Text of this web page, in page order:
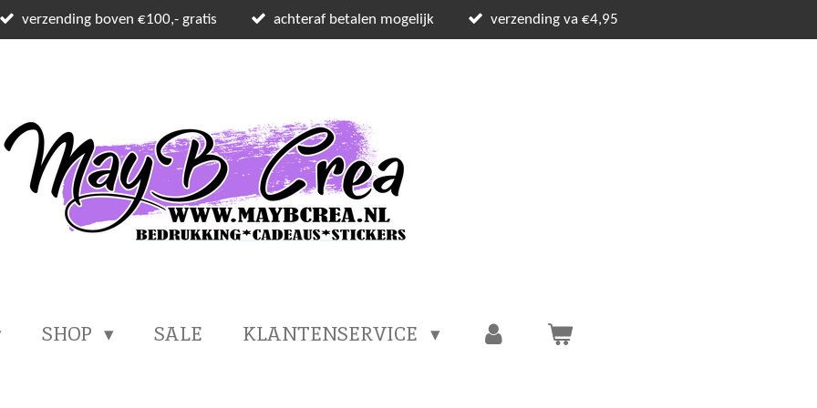
verzending boven €100,- gratis achteraf betalen mogelijk verzending va €4,95
SHOP SALE KLANTENSERVICE